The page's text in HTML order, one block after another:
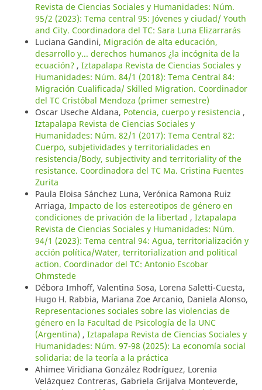
Revista de Ciencias Sociales y Humanidades: Núm.
95/2 (2023): Tema central 95: Jóvenes y ciudad/ Youth
and City. Coordinadora del TC: Sara Luna Elizarrarás
Luciana Gandini, Migración de alta educación,
desarrollo y... derechos humanos ¿la incógnita de la
ecuación? , Iztapalapa Revista de Ciencias Sociales y
Humanidades: Núm. 84/1 (2018): Tema Central 84:
Migración Cualificada/ Skilled Migration. Coordinador
del TC Cristóbal Mendoza (primer semestre)
Oscar Useche Aldana, Potencia, cuerpo y resistencia ,
Iztapalapa Revista de Ciencias Sociales y
Humanidades: Núm. 82/1 (2017): Tema Central 82:
Cuerpo, subjetividades y territorialidades en
resistencia/Body, subjectivity and territoriality of the
resistance. Coordinadora del TC Ma. Cristina Fuentes
Zurita
Paula Eloisa Sánchez Luna, Verónica Ramona Ruiz
Arriaga, Impacto de los estereotipos de género en
condiciones de privación de la libertad , Iztapalapa
Revista de Ciencias Sociales y Humanidades: Núm.
94/1 (2023): Tema central 94: Agua, territorialización y
acción política/Water, territorialization and political
action. Coordinador del TC: Antonio Escobar
Ohmstede
Débora Imhoff, Valentina Sosa, Lorena Saletti-Cuesta,
Hugo H. Rabbia, Mariana Zoe Arcanio, Daniela Alonso,
Representaciones sociales sobre las violencias de
género en la Facultad de Psicología de la UNC
(Argentina) , Iztapalapa Revista de Ciencias Sociales y
Humanidades: Núm. 97-98 (2025): La economía social
solidaria: de la teoría a la práctica
Ahimee Viridiana González Rodríguez, Lorenia
Velázquez Contreras, Gabriela Grijalva Monteverde,